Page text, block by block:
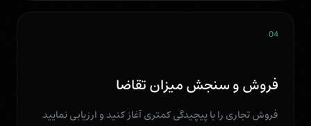
04
فروش و سنجش میزان تقاضا
فروش تجاری را با پیچیدگی کمتری آغاز کنید و ارزیابی نمایید